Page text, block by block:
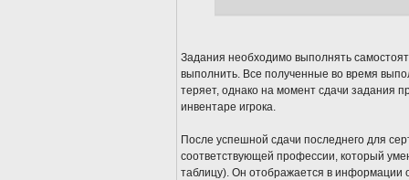
Задания необходимо выполнять
выполнить. Все полученные во время
теряет, однако на момент сдачи задания
инвентаре игрока.
После успешной сдачи последнего для
соответствующей профессии, который
таблицу). Он отображается в информации